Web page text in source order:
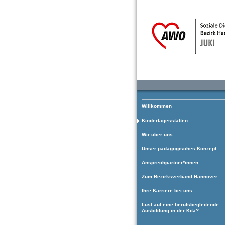
Willkommen
Kindertagesstätten
Wir über uns
Unser pädagogisches Konzept
Ansprechpartner*innen
Zum Bezirksverband Hannover
Ihre Karriere bei uns
Lust auf eine berufsbegleitende
Ausbildung in der Kita?